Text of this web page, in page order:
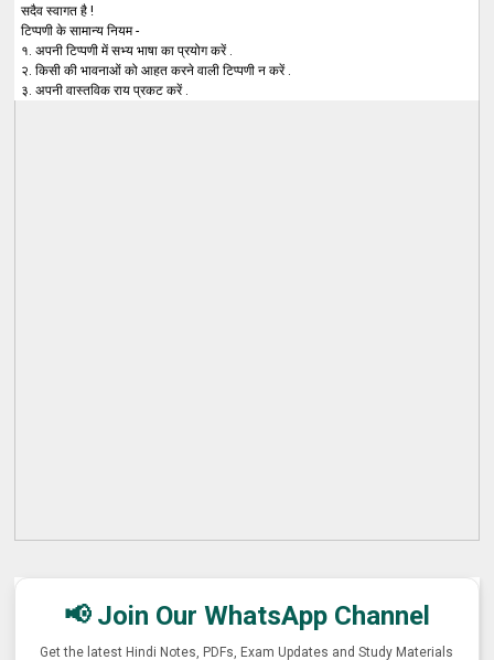
सदैव स्वागत है !
टिप्पणी के सामान्य नियम -
१. अपनी टिप्पणी में सभ्य भाषा का प्रयोग करें .
२. किसी की भावनाओं को आहत करने वाली टिप्पणी न करें .
३. अपनी वास्तविक राय प्रकट करें .
📢 Join Our WhatsApp Channel
Get the latest Hindi Notes, PDFs, Exam Updates and Study Materials